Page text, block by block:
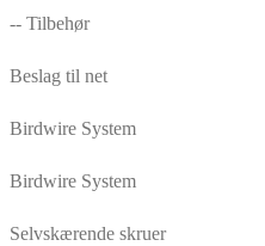
-- Tilbehør
Beslag til net
Birdwire System
Birdwire System
Selvskærende skruer